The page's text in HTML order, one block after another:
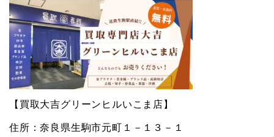
【買取大吉グリーンヒルいこま店】
住所：奈良県生駒市元町１－１３－１